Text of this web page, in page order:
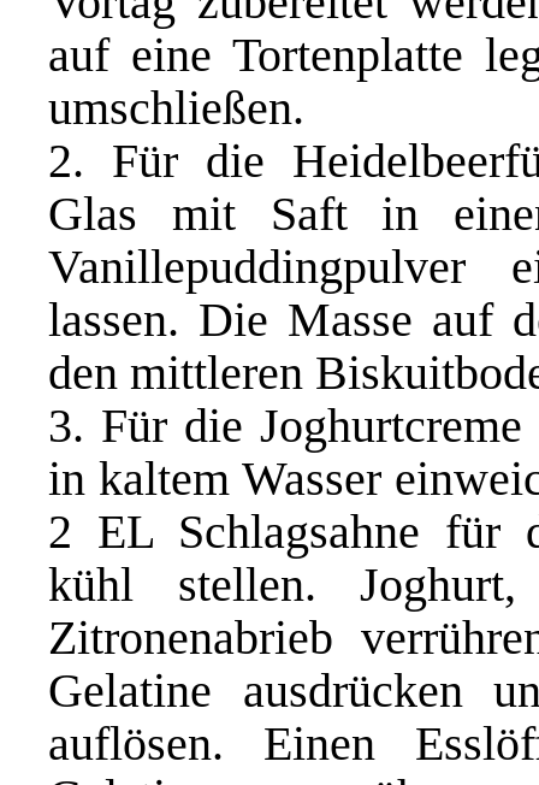
auf eine Tortenplatte
umschließen.
2. Für die
Glas mit Saft in
Vanillepuddingpulver
lassen. Die Masse auf
den mittleren
3. Für die
in kaltem Wasser
2 EL Schlagsahne für
kühl stellen.
Zitronenabrieb
Gelatine ausdrücken
auflösen. Einen